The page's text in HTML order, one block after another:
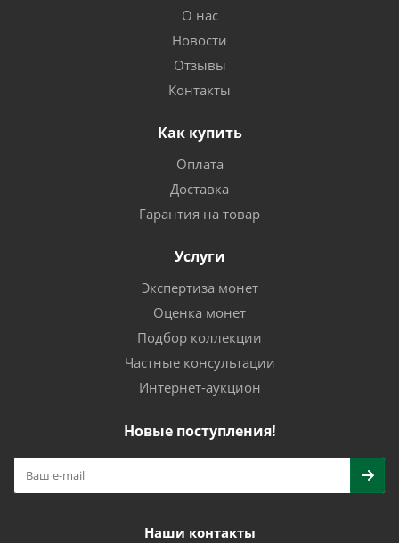
О нас
Новости
Отзывы
Контакты
Как купить
Оплата
Доставка
Гарантия на товар
Услуги
Экспертиза монет
Оценка монет
Подбор коллекции
Частные консультации
Интернет-аукцион
Новые поступления!
Наши контакты